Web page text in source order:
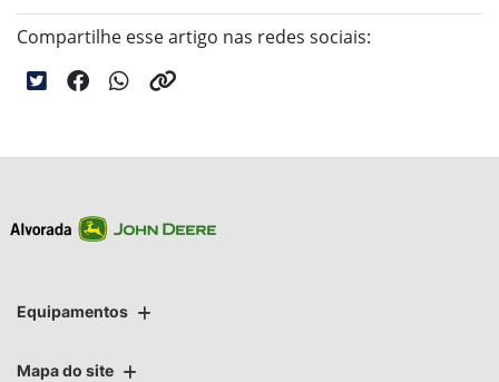
Compartilhe esse artigo nas redes sociais:
Equipamentos
Mapa do site